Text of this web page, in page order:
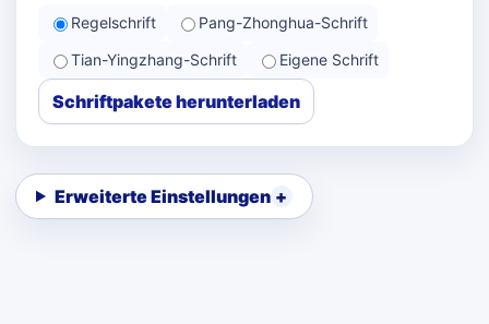
Regelschrift
Pang-Zhonghua-Schrift
Tian-Yingzhang-Schrift
Eigene Schrift
Schriftpakete herunterladen
Erweiterte Einstellungen